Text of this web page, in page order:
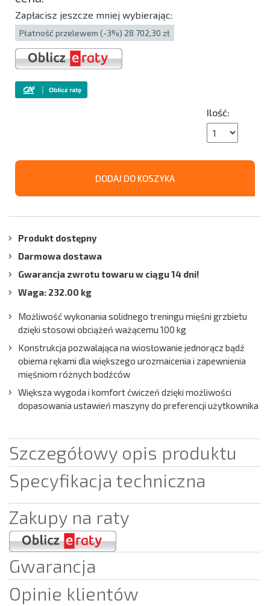
Zapłacisz jeszcze mniej wybierając:
Płatność przelewem (-3%) 28 702,30 zł
Ilość:
DODAJ DO KOSZYKA
Produkt dostępny
Darmowa dostawa
Gwarancja zwrotu towaru w ciągu 14 dni!
Waga: 232.00 kg
Możliwość wykonania solidnego treningu mięśni grzbietu
dzięki stosowi obciążeń ważącemu 100 kg
Konstrukcja pozwalająca na wiosłowanie jednorącz bądź
obiema rękami dla większego urozmaicenia i zapewnienia
mięśniom różnych bodźców
Większa wygoda i komfort ćwiczeń dzięki możliwości
dopasowania ustawień maszyny do preferencji użytkownika
Szczegółowy opis produktu
Specyfikacja techniczna
Zakupy na raty
Gwarancja
Opinie klientów